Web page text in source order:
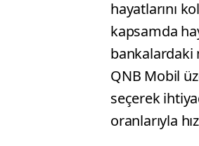
hayatlarını
kapsamda
bankalardaki
QNB Mobil
seçerek
oranlarıyla